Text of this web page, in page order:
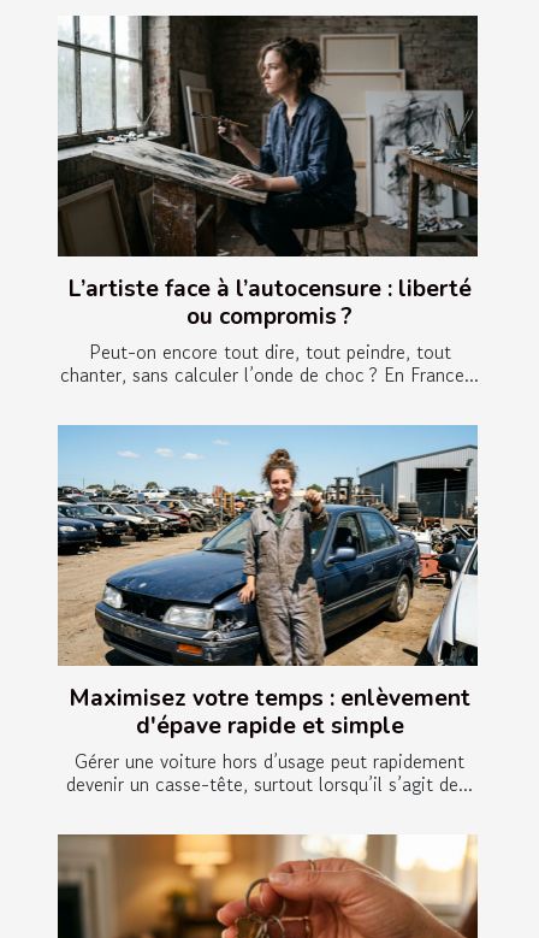
L’artiste face à l’autocensure : liberté
ou compromis ?
Peut-on encore tout dire, tout peindre, tout
chanter, sans calculer l’onde de choc ? En France...
Maximisez votre temps : enlèvement
d'épave rapide et simple
Gérer une voiture hors d’usage peut rapidement
devenir un casse-tête, surtout lorsqu’il s’agit de...